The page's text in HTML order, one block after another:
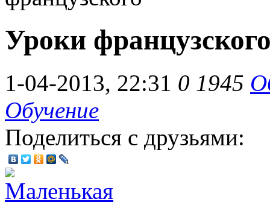
Уроки
1-04-2013, 22:31 0 1945
Обучение
Поделиться с друзьями: